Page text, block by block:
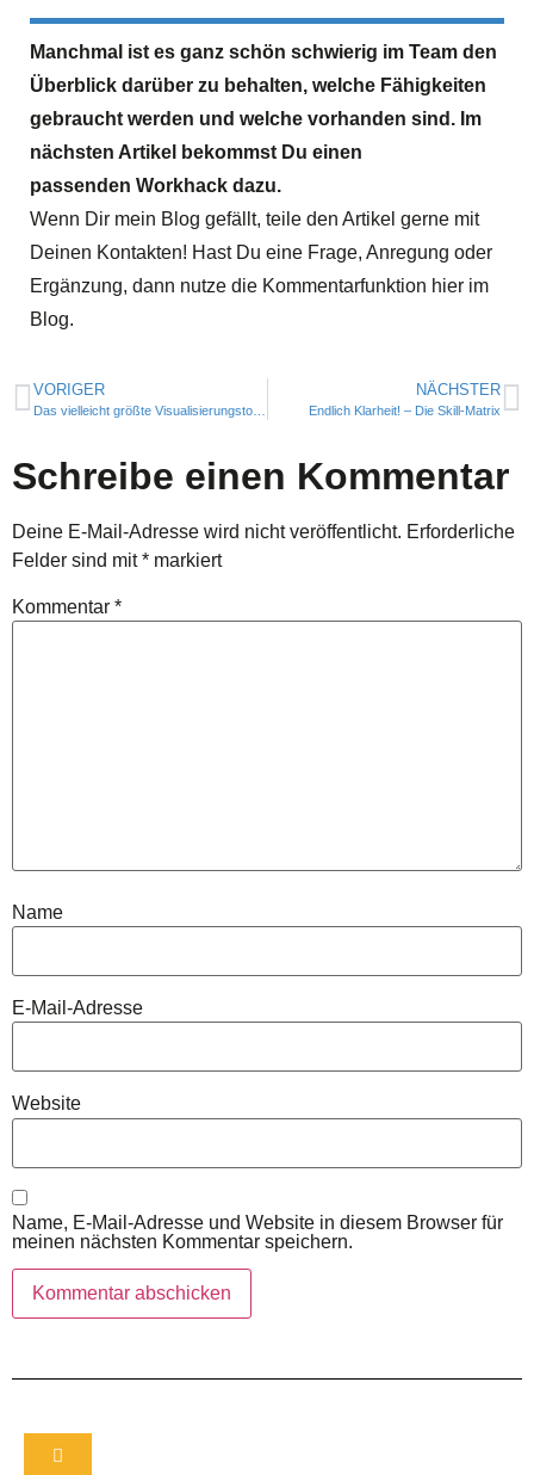
Manchmal ist es ganz schön schwierig im Team den
Überblick darüber zu behalten, welche Fähigkeiten
gebraucht werden und welche vorhanden sind. Im
nächsten Artikel bekommst Du einen
passenden Workhack dazu.
Wenn Dir mein Blog gefällt, teile den Artikel gerne mit
Deinen Kontakten! Hast Du eine Frage, Anregung oder
Ergänzung, dann nutze die Kommentarfunktion hier im
Blog.
VORIGER NÄCHSTER
Endlich Klarheit! – Die Skill-Matrix
Schreibe einen Kommentar
Deine E-Mail-Adresse wird nicht veröffentlicht. Erforderliche
Felder sind mit* markiert
Kommentar *
Name
E-Mail-Adresse
Website
Name, E-Mail-Adresse und Website in diesem Browser für
meinen nächsten Kommentar speichern.